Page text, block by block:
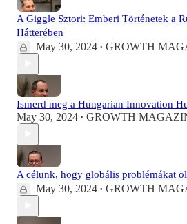
A Giggle Sztori: Emberi Történetek a
Hátterében
May 30, 2024 • GROWTH
Ismerd meg a Hungarian Innovation
May 30, 2024 • GROWTH
A célunk, hogy globális problémákat
May 30, 2024 • GROWTH